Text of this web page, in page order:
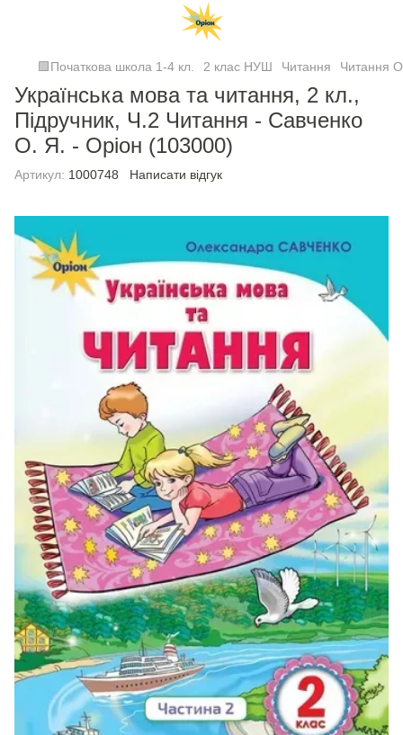
🟩Початкова школа 1-4 кл. 2 клас НУШ Читання Читання
Українська мова та читання, 2 кл.,
Підручник, Ч.2 Читання - Савченко
О. Я. - Оріон (103000)
Артикул: 1000748 Написати відгук